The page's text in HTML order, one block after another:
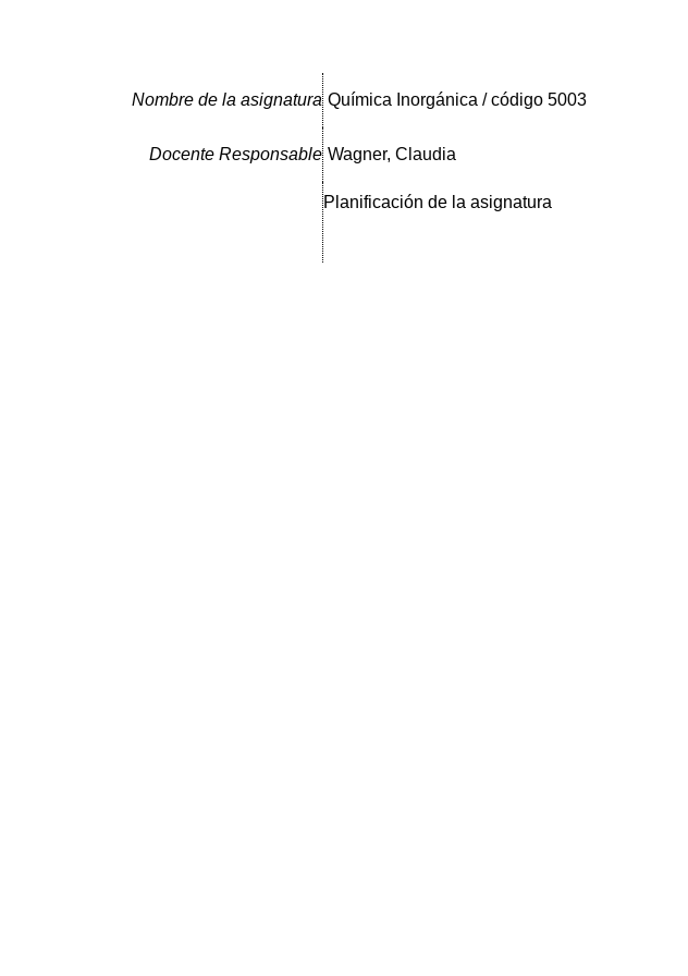
Nombre de la asignatura Química Inorgánica / código 5003
Docente Responsable Wagner, Claudia
Planificación de la asignatura